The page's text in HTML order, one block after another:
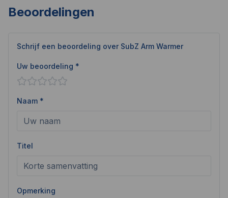
Beoordelingen
Schrijf een beoordeling over SubZ Arm Warmer
Uw beoordeling *
Naam *
Titel
Opmerking